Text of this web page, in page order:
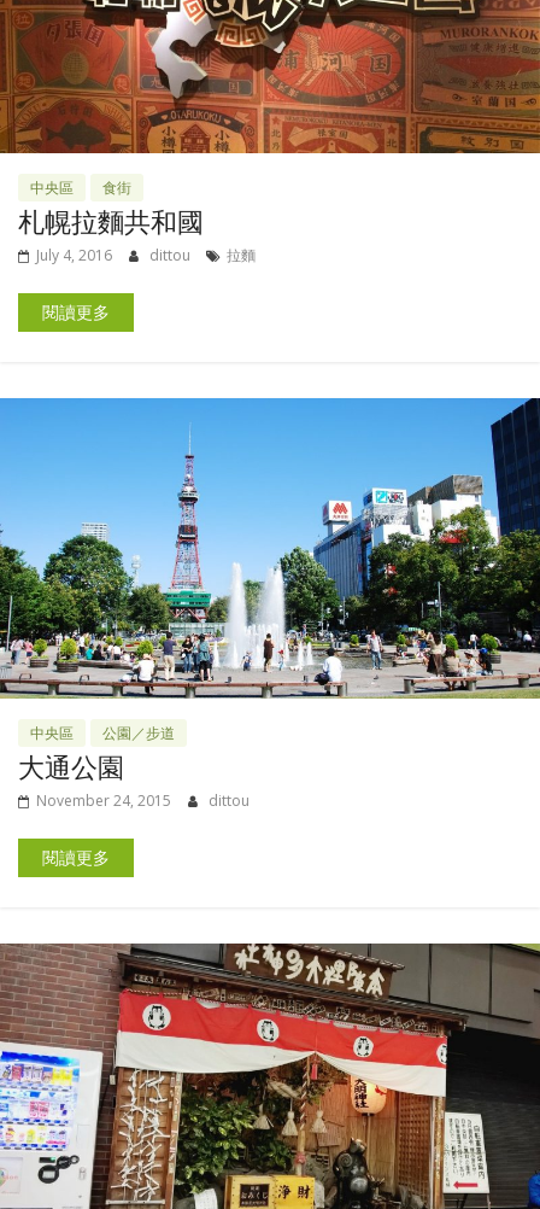
中央區 食街
札幌拉麵共和國
July 4, 2016 dittou 拉麵
閱讀更多
中央區 公園／步道
大通公園
November 24, 2015 dittou
閱讀更多